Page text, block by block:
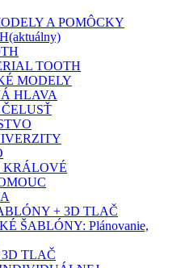
A POMÔCKY
(aktuálny)
TOOTH
MODELY
HLAVA
KRÁLOVÉ
+ 3D TLAČ
ŠABLÓNY: Plánovanie,
TLAČ